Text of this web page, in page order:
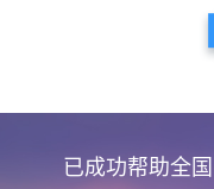
已成功帮助全国